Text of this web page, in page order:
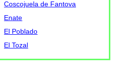
Coscojuela de Fantova
Enate
El Poblado
El Tozal